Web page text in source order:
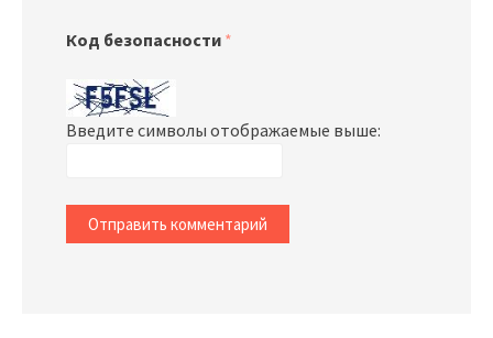
Код безопасности *
Введите символы отображаемые выше: